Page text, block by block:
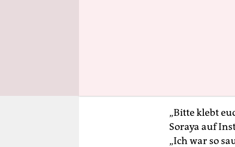
krampfhaft
bei anderen
wirklich
„Bitte klebt
Soraya auf
„Ich war so